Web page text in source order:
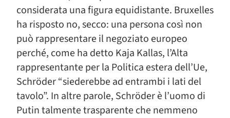
considerata una figura equidistante. Bruxelles
ha risposto no, secco: una persona così non
può rappresentare il negoziato europeo
perché, come ha detto Kaja Kallas, l’Alta
rappresentante per la Politica estera dell’Ue,
Schröder “siederebbe ad entrambi i lati del
tavolo”. In altre parole, Schröder è l’uomo di
Putin talmente trasparente che nemmeno